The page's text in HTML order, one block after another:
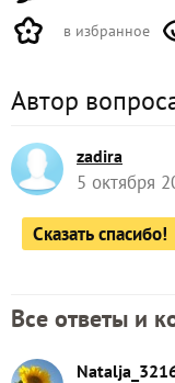
в избранное
Автор
zadira
5 октября
Сказать спасибо!
Все ответы и